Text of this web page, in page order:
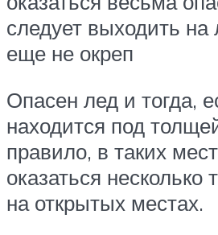
следует выходить на
еще не окреп
Опасен лед и тогда,
находится под
правило, в таких
оказаться несколько
на открытых местах.